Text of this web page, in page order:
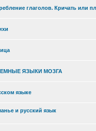
глаголов. Кричать или
ЯЗЫКИ МОЗГА
языке
и русский язык